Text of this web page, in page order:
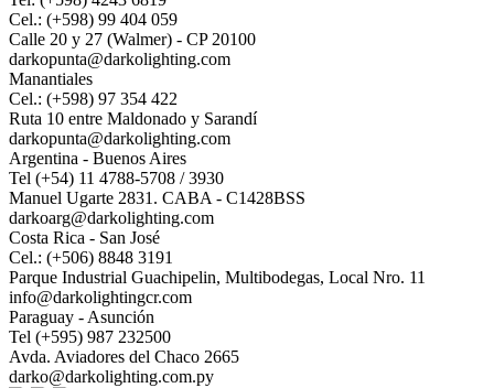
Cel.: (+598) 99 404 059
Calle 20 y 27 (Walmer) - CP 20100
darkopunta@darkolighting.com
Manantiales
Cel.: (+598) 97 354 422
Ruta 10 entre Maldonado y Sarandí
darkopunta@darkolighting.com
Argentina - Buenos Aires
Tel (+54) 11 4788-5708 / 3930
Manuel Ugarte 2831. CABA - C1428BSS
darkoarg@darkolighting.com
Costa Rica - San José
Cel.: (+506) 8848 3191
Parque Industrial Guachipelin, Multibodegas, Local Nro. 11
info@darkolightingcr.com
Paraguay - Asunción
Tel (+595) 987 232500
Avda. Aviadores del Chaco 2665
darko@darkolighting.com.py